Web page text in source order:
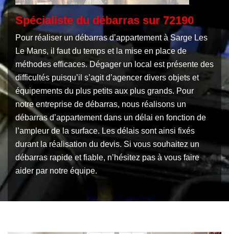
Spécialiste du débarras sur 72190
Pour réaliser un débarras d’appartement à Sarge Les
Le Mans, il faut du temps et la mise en place de
méthodes efficaces. Dégager un local est présente des
difficultés puisqu’il s’agit d’agencer divers objets et
équipements du plus petits aux plus grands. Pour
notre entreprise de débarras, nous réalisons un
débarras d’appartement dans un délai en fonction de
l’ampleur de la surface. Les délais sont ainsi fixés
durant la réalisation du devis. Si vous souhaitez un
débarras rapide et fiable, n’hésitez pas à vous faire
aider par notre équipe.